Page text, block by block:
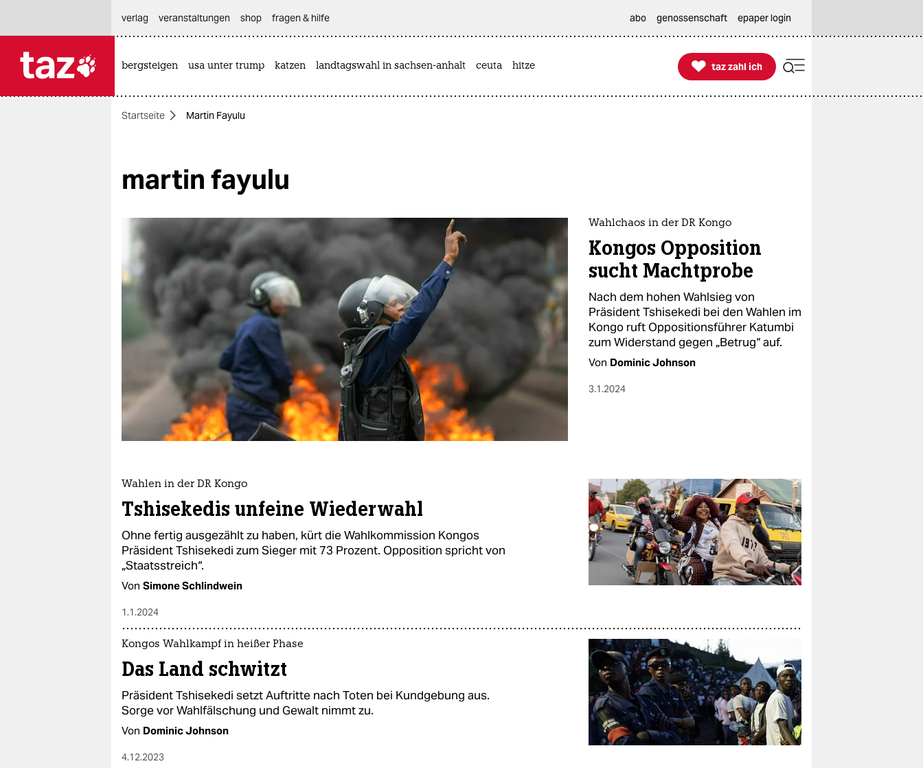
themen
öko
gesellschaft
kultur
sport
nord
wahrheit
verlag
verlag
shop
fragen & hilfe
unterstützen
abo
genossenschaft
epaper login
verlag
veranstaltungen shop fragen & hilfe abo genossenschaft epaper login
bergsteigen usa unter trump katzen landtagswahl in sachsen-anhalt ceuta hitze 
taz zahl ich
taz zahl ich
Startseite Martin Fayulu
martin fayulu
Wahlchaos in der DR Kongo
Kongos Opposition
sucht Machtprobe
Nach dem hohen Wahlsieg von
Präsident Tshisekedi bei den Wahlen im
Kongo ruft Oppositionsführer Katumbi
zum Widerstand gegen „Betrug“ auf.
Von Dominic Johnson
3.1.2024
Wahlen in der DR Kongo
Tshisekedis unfeine Wiederwahl
Ohne fertig ausgezählt zu haben, kürt die Wahlkommission Kongos
Präsident Tshisekedi zum Sieger mit 73 Prozent. Opposition spricht von
„Staatsstreich“.
Von Simone Schlindwein
1.1.2024
Kongos Wahlkampf in heißer Phase
Das Land schwitzt
Präsident Tshisekedi setzt Auftritte nach Toten bei Kundgebung aus.
Sorge vor Wahlfälschung und Gewalt nimmt zu.
Von Dominic Johnson
4.12.2023